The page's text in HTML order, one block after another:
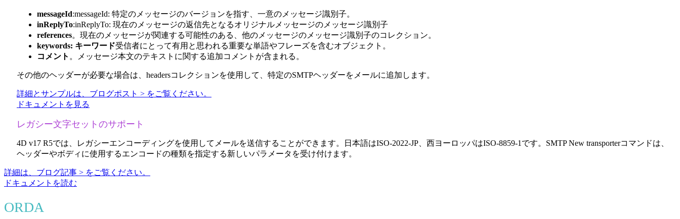
messageId:messageId: 特定のメッセージのバージョンを指す、一意のメッセージ識別子。
inReplyTo:inReplyTo: 現在のメッセージの返信先となるオリジナルメッセージのメッセージ識別子
references。現在のメッセージが関連する可能性のある、他のメッセージのメッセージ識別子のコレクション。
keywords: キーワード受信者にとって有用と思われる重要な単語やフレーズを含むオブジェクト。
コメント 。メッセージ本文のテキストに関する追加コメントが含まれる。
その他のヘッダーが必要な場合は、 headersコレクションを使用して、特定のSMTPヘッダーをメールに追加します。
詳細とサンプルは、ブログポスト > をご覧ください。
ドキュメントを見る
レガシー文字セットのサポート
4D v17 R5では、レガシーエンコーディングを使用してメールを送信することができます。日本語はISO-2022-JP、西ヨーロッパはISO-8859-1です。 SMTP New transporterコマンドは、
ヘッダーやボディに使用するエンコードの種類を指定する新しいパラメータを受け付けます。
詳細は、ブログ記事 > をご覧ください。
ドキュメントを読む
ORDA